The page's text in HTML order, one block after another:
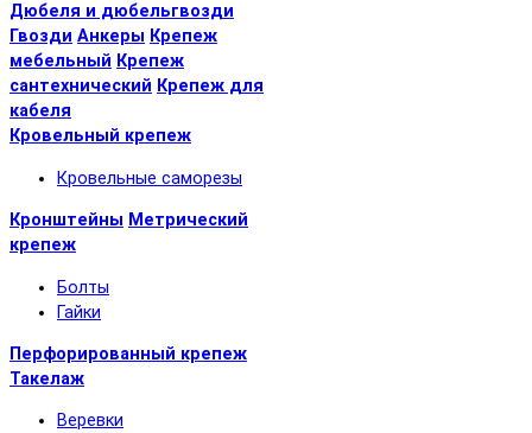
Дюбеля и дюбельгвозди
Гвозди Анкеры Крепеж
мебельный Крепеж
сантехнический Крепеж для
кабеля
Кровельный крепеж
Кровельные саморезы
Кронштейны Метрический
крепеж
Болты
Гайки
Перфорированный крепеж
Такелаж
Веревки